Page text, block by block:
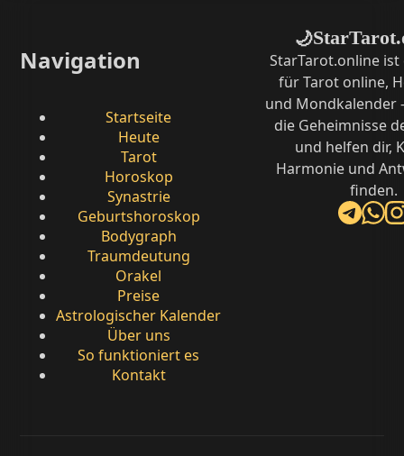
Navigation
Startseite
Heute
Tarot
Horoskop
Synastrie
Geburtshoroskop
Bodygraph
Traumdeutung
Orakel
Preise
Astrologischer Kalender
Über uns
So funktioniert es
Kontakt
🌙
StarTarot.online
für Tarot online,
und Mondkalender
die Geheimnisse
und helfen dir,
Harmonie und
finden.